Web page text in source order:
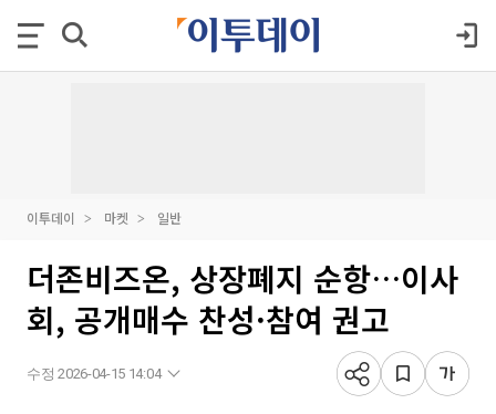
이투데이 마켓 일반
더존비즈온, 상장폐지 순항…이사
회, 공개매수 찬성·참여 권고
수정 2026-04-15 14:04